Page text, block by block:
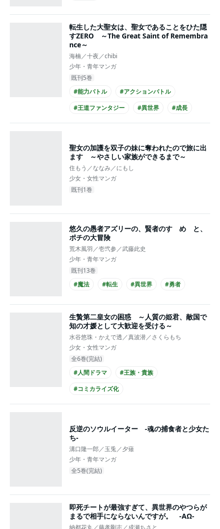
転生した大聖女は、聖女であることをひた隠
すZERO ～The Great Saint of Remembra
nce～
海楠／十夜／chibi
少年・青年マンガ
既刊5巻
#能力バトル
#アクションバトル
#王道ファンタジー
#異世界
#成長
#コミカライズ化
聖女の加護を双子の妹に奪われたので旅に出
ます ～やさしい家族ができるまで～
住もう／ななみ／にもし
少女・女性マンガ
既刊1巻
悠久の愚者アズリーの、賢者のすゝめ と、
ポチの大冒険
荒木風羽／壱弐参／武藤此史
少年・青年マンガ
既刊13巻
#魔法
#転生 #異世界 #勇者
生贄第二皇女の困惑 ～人質の姫君、敵国で
知の才媛として大歓迎を受ける～
水谷悠珠・かえで透／真波潜／さくらもち
少女・女性マンガ
全6巻(完結)
#人間ドラマ
#王族・貴族
#コミカライズ化
反逆のソウルイーター -魂の捕食者と少女た
ち-
溝口隆一郎／玉兎／夕薙
少年・青年マンガ
全5巻(完結)
即死チートが最強すぎて、異世界のやつらが
まるで相手にならないんですが。 -ΑΩ-
納都花丸／藤孝剛志／成瀬ちさと